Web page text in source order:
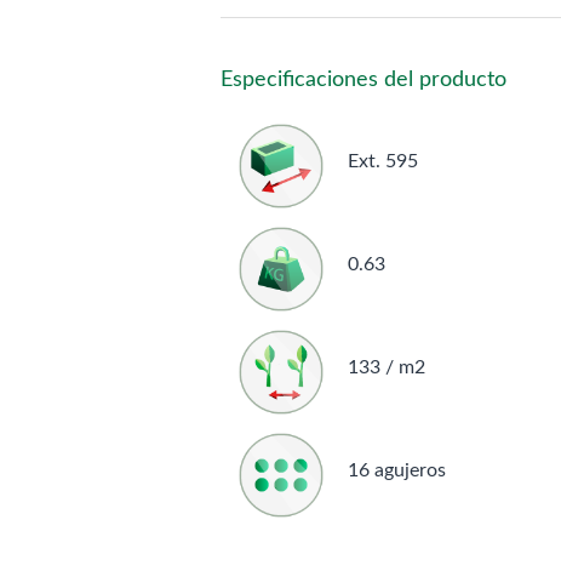
Especificaciones del producto
Ext. 595
0.63
133 / m2
16 agujeros